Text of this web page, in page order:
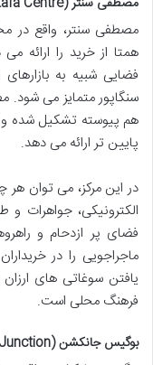
فضایی شبیه به
سنگاپور متمایز می شود.
هم پیوسته تشکیل شده و
پایین تر ارائه می دهد.
در این مرکز، می توان هر
الکترونیکی، جواهرات و
فضای پر ازدحام و
ماجراجویی را در
یافتن سوغاتی های
فرهنگ محلی است.
بوگیس جانکشن (Bugis Junction): ترکیب بازار خیابانی و مرکز خرید مدرن